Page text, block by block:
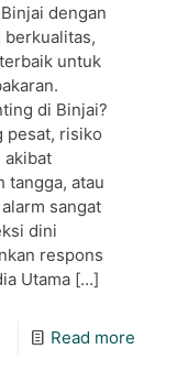
dengan
berkualitas,
untuk
di Binjai?
pesat, risiko
akibat
tangga, atau
sangat
dini
respons
Utama […]
Read more